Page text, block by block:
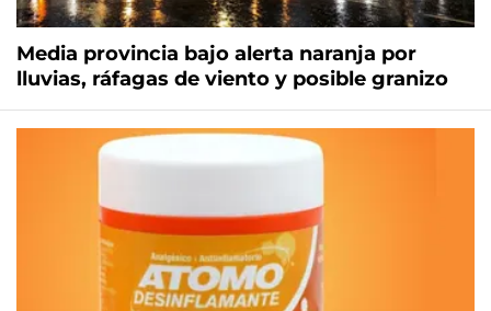
Media provincia bajo alerta naranja por
lluvias, ráfagas de viento y posible granizo